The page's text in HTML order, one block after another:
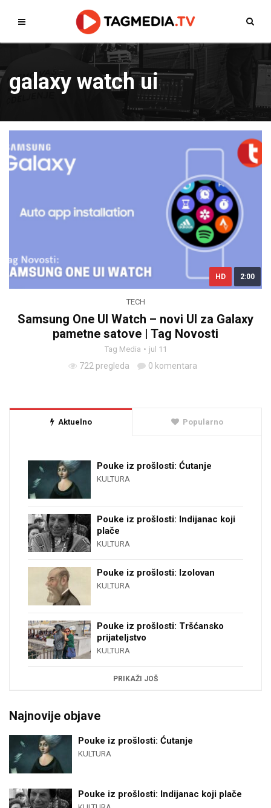
galaxy watch ui
HD 2:00
TECH
Samsung One UI Watch – novi UI za Galaxy
pametne satove | Tag Novosti
Tag Media jul 11
722 pregleda 0 komentara
Aktuelno Popularno
Pouke iz prošlosti: Ćutanje
KULTURA
Pouke iz prošlosti: Indijanac koji
plače
KULTURA
Pouke iz prošlosti: Izolovan
KULTURA
Pouke iz prošlosti: Tršćansko
prijateljstvo
KULTURA
PRIKAŽI JOŠ
Najnovije objave
Pouke iz prošlosti: Ćutanje
KULTURA
Pouke iz prošlosti: Indijanac koji plače